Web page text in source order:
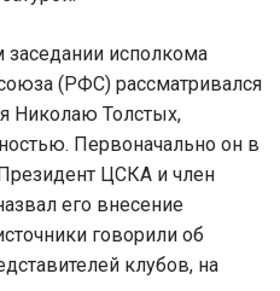
заседании исполкома
(РФС) рассматривался
Николаю Толстых,
Первоначально он в
ЦСКА и член
его внесение
говорили об
клубов, на